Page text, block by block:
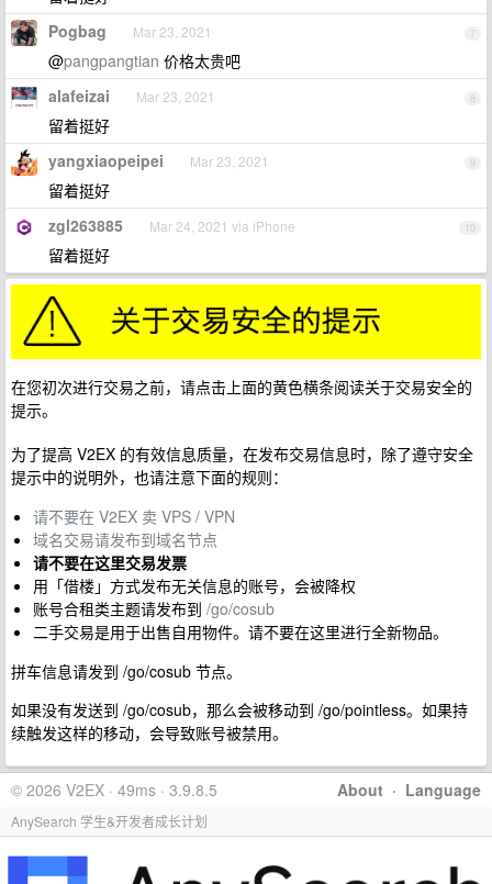
7
Pogbag Mar 23, 2021
@pangpangtian 价格太贵吧
8
alafeizai Mar 23, 2021
留着挺好
9
yangxiaopeipei Mar 23, 2021
留着挺好
10
zgl263885 Mar 24, 2021 via iPhone
留着挺好
在您初次进行交易之前，请点击上面的黄色横条阅读关于交易安全的
提示。
为了提高 V2EX 的有效信息质量，在发布交易信息时，除了遵守安全
提示中的说明外，也请注意下面的规则：
请不要在 V2EX 卖 VPS / VPN
域名交易请发布到域名节点
请不要在这里交易发票
用「借楼」方式发布无关信息的账号，会被降权
账号合租类主题请发布到 /go/cosub
二手交易是用于出售自用物件。请不要在这里进行全新物品。
拼车信息请发到 /go/cosub 节点。
如果没有发送到 /go/cosub，那么会被移动到 /go/pointless。如果持
续触发这样的移动，会导致账号被禁用。
About · Language
© 2026 V2EX · 49ms · 3.9.8.5
AnySearch 学生&开发者成长计划